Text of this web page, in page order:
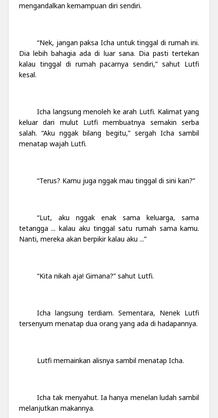
mengandalkan kemampuan diri sendiri.
“Nek, jangan paksa Icha untuk tinggal di rumah ini.
Dia lebih bahagia ada di luar sana. Dia pasti tertekan
kalau tinggal di rumah pacarnya sendiri,” sahut Lutfi
kesal.
Icha langsung menoleh ke arah Lutfi. Kalimat yang
keluar dari mulut Lutfi membuatnya semakin serba
salah. “Aku nggak bilang begitu,” sergah Icha sambil
menatap wajah Lutfi.
“Terus? Kamu juga nggak mau tinggal di sini kan?”
“Lut, aku nggak enak sama keluarga, sama
tetangga ... kalau aku tinggal satu rumah sama kamu.
Nanti, mereka akan berpikir kalau aku ...”
“Kita nikah aja! Gimana?” sahut Lutfi.
Icha langsung terdiam. Sementara, Nenek Lutfi
tersenyum menatap dua orang yang ada di hadapannya.
Lutfi memainkan alisnya sambil menatap Icha.
Icha tak menyahut. Ia hanya menelan ludah sambil
melanjutkan makannya.